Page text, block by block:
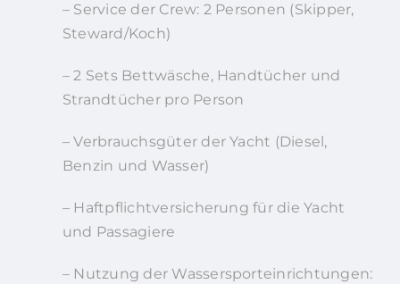
– Service der Crew: 2 Personen (Skipper,
Steward/Koch)
– 2 Sets Bettwäsche, Handtücher und
Strandtücher pro Person
– Verbrauchsgüter der Yacht (Diesel,
Benzin und Wasser)
– Haftpflichtversicherung für die Yacht
und Passagiere
– Nutzung der Wassersporteinrichtungen: